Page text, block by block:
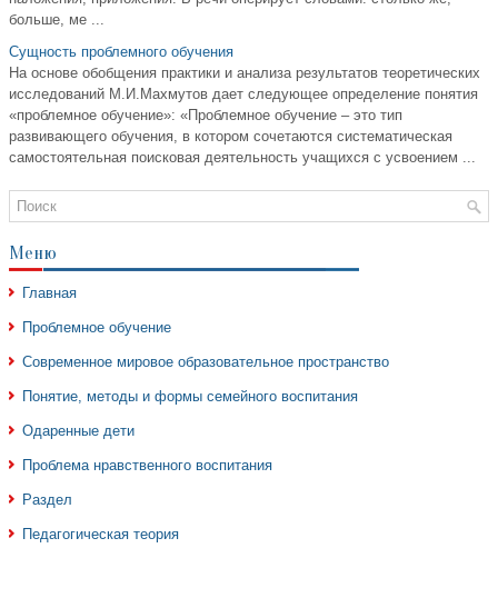
больше, ме ...
Сущность проблемного обучения
На основе обобщения практики и анализа результатов теоретических
исследований М.И.Махмутов дает следующее определение понятия
«проблемное обучение»: «Проблемное обучение – это тип
развивающего обучения, в котором сочетаются систематическая
самостоятельная поисковая деятельность учащихся с усвоением ...
Меню
Главная
Проблемное обучение
Современное мировое образовательное пространство
Понятие, методы и формы семейного воспитания
Одаренные дети
Проблема нравственного воспитания
Раздел
Педагогическая теория